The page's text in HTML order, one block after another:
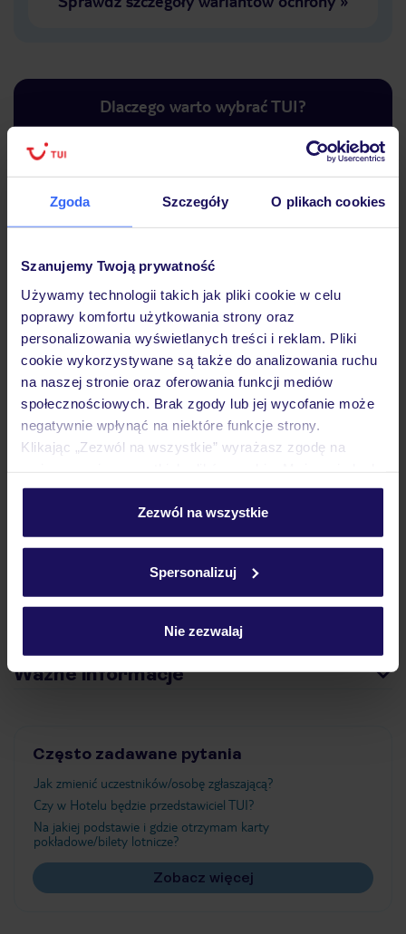
Zgoda Szczegóły O plikach cookies
Szanujemy Twoją prywatność
Używamy technologii takich jak pliki cookie w celu
poprawy komfortu użytkowania strony oraz
personalizowania wyświetlanych treści i reklam. Pliki
cookie wykorzystywane są także do analizowania ruchu
na naszej stronie oraz oferowania funkcji mediów
społecznościowych. Brak zgody lub jej wycofanie może
negatywnie wpłynąć na niektóre funkcje strony.
Klikając „Zezwól na wszystkie” wyrażasz zgodę na
personalizować swój wybór wchodząc w zakładkę
Szczegółowe informacje o plikach cookie znajdziesz
Zezwól na wszystkie
Spersonalizuj
Nie zezwalaj
Dlaczego warto wybrać TUI?
Lider niskich cen
Największe biuro
30 lat w
Hotel
Opinie
Wyżywienie
Atrakcje
Ważne informacje
Często zadawane pytania
Jak zmienić uczestników/osobę zgłaszającą?
Czy w Hotelu będzie przedstawiciel TUI?
Na jakiej podstawie i gdzie otrzymam karty
pokładowe/bilety lotnicze?
Zobacz więcej